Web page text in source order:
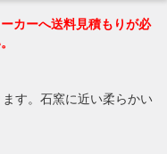
カーへ送料見積もりが必
す。石窯に近い柔らかい